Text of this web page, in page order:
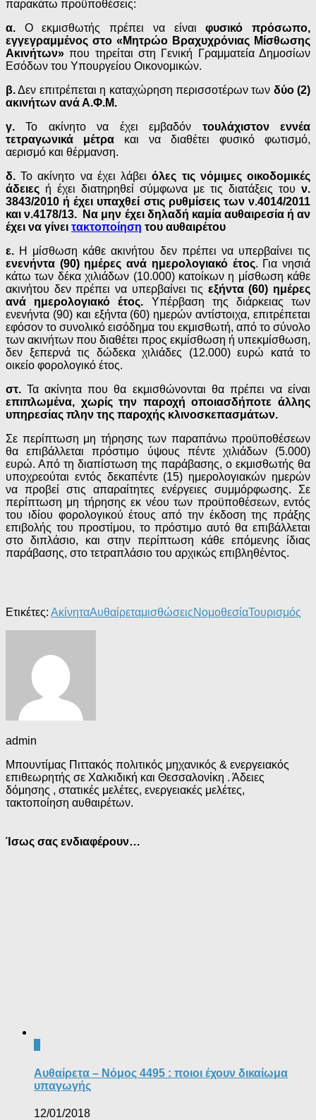
παρακάτω προϋποθέσεις:
α. Ο εκμισθωτής πρέπει να είναιφυσικό πρόσωπο,
εγγεγραμμένος στο «Μητρώο Βραχυχρόνιας Μίσθωσης
Ακινήτων» που τηρείται στη Γενική Γραμματεία Δημοσίων
Εσόδων του Υπουργείου Οικονομικών.
β.Δεν επιτρέπεται η καταχώρηση περισσοτέρων των δύο (2)
ακινήτων ανά Α.Φ.Μ.
γ. Το ακίνητο να έχει εμβαδόν τουλάχιστον εννέα
τετραγωνικά μέτρα και να διαθέτει φυσικό φωτισμό,
αερισμό και θέρμανση.
δ. Το ακίνητο να έχει λάβειόλες τις νόμιμες οικοδομικές
άδειες ή έχει διατηρηθεί σύμφωνα με τις διατάξεις του ν.
3843/2010 ή έχει υπαχθεί στις ρυθμίσεις των ν.4014/2011
και ν.4178/13. Να μην έχει δηλαδή καμία αυθαιρεσία ή αν
έχει να γίνει τακτοποίηση του αυθαιρέτου
ε. Η μίσθωση κάθε ακινήτου δεν πρέπει να υπερβαίνει τις
ενενήντα (90) ημέρες ανά ημερολογιακό έτος. Για νησιά
κάτω των δέκα χιλιάδων (10.000) κατοίκων η μίσθωση κάθε
ακινήτου δεν πρέπει να υπερβαίνει τις εξήντα (60) ημέρες
ανά ημερολογιακό έτος. Υπέρβαση της διάρκειας των
ενενήντα (90) και εξήντα (60) ημερών αντίστοιχα, επιτρέπεται
εφόσον το συνολικό εισόδημα του εκμισθωτή, από το σύνολο
των ακινήτων που διαθέτει προς εκμίσθωση ή υπεκμίσθωση,
δεν ξεπερνά τις δώδεκα χιλιάδες (12.000) ευρώ κατά το
οικείο φορολογικό έτος.
στ. Τα ακίνητα που θα εκμισθώνονται θα πρέπει να είναι
επιπλωμένα, χωρίς την παροχή οποιασδήποτε άλλης
υπηρεσίας πλην της παροχής κλινοσκεπασμάτων.
Σε περίπτωση μη τήρησης των παραπάνω προϋποθέσεων
θα επιβάλλεται πρόστιμο ύψους πέντε χιλιάδων (5.000)
ευρώ. Από τη διαπίστωση της παράβασης, ο εκμισθωτής θα
υποχρεούται εντός δεκαπέντε (15) ημερολογιακών ημερών
να προβεί στις απαραίτητες ενέργειες συμμόρφωσης. Σε
περίπτωση μη τήρησης εκ νέου των προϋποθέσεων, εντός
του ιδίου φορολογικού έτους από την έκδοση της πράξης
επιβολής του προστίμου, το πρόστιμο αυτό θα επιβάλλεται
στο διπλάσιο, και στην περίπτωση κάθε επόμενης ίδιας
παράβασης, στο τετραπλάσιο του αρχικώς επιβληθέντος.
Ετικέτες: ΑκίνηταΑυθαίρεταμισθώσειςΝομοθεσίαΤουρισμός
admin
Μπουντίμας Πιττακός πολιτικός μηχανικός & ενεργειακός
επιθεωρητής σε Χαλκιδική και Θεσσαλονίκη . Άδειες
δόμησης , στατικές μελέτες, ενεργειακές μελέτες,
τακτοποίηση αυθαιρέτων.
Ίσως σας ενδιαφέρουν…
Αυθαίρετα – Νόμος 4495 : ποιοι έχουν δικαίωμα
υπαγωγής
12/01/2018